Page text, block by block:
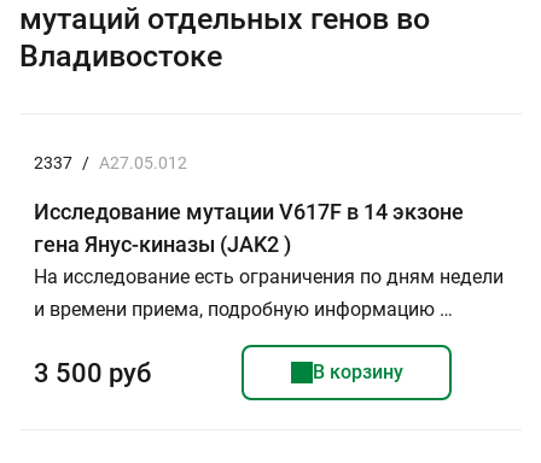
мутаций отдельных генов во
Владивостоке
2337 / A27.05.012
Исследование мутации V617F в 14 экзоне
гена Янус-киназы (JAK2 )
На исследование есть ограничения по дням недели
и времени приема, подробную информацию …
3 500 руб В корзину